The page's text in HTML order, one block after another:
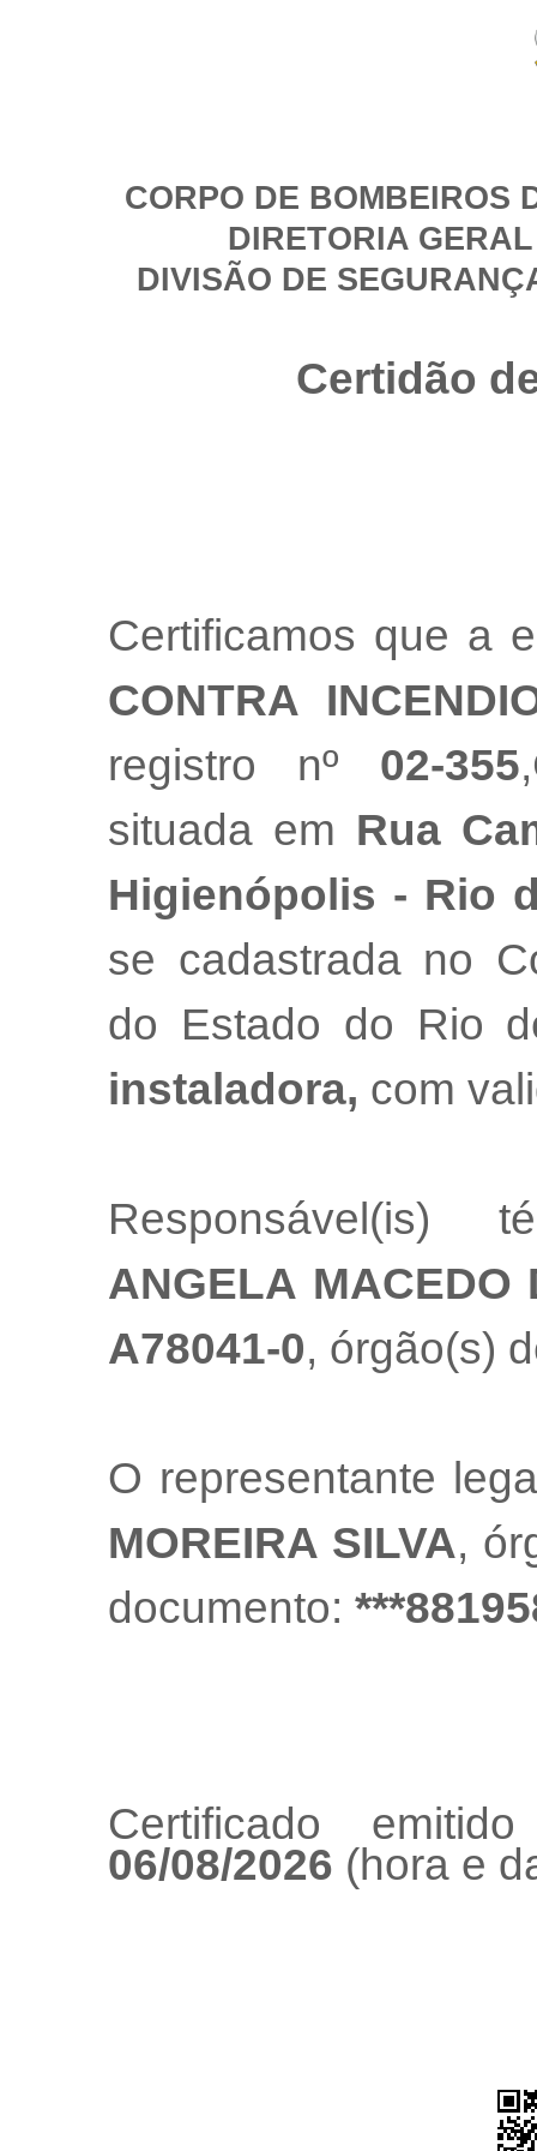
CORPO DE BOMBEIROS
DIRETORIA
DIVISÃO DE
Certidão
Certificamos que a
CONTRA
registro nº 02-355
situada em Rua
Higienópolis - Rio
se cadastrada no
do Estado do Rio
instaladora, com
Responsável(is)
ANGELA MACEDO
A78041-0, órgão(s)
O representante
MOREIRA SILVA,
documento:
Certificado
06/08/2026 (hora e